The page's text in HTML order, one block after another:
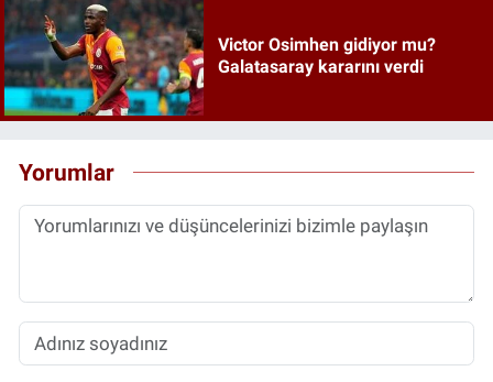
Victor Osimhen gidiyor mu?
Galatasaray kararını verdi
Yorumlar